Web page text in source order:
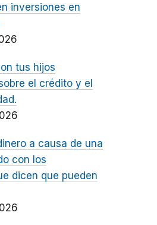
inversiones en
tus hijos
el crédito y el
a causa de una
con los
dicen que pueden